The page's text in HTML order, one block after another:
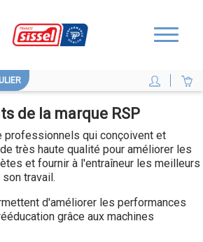
de la marque RSP
professionnels qui conçoivent et
très haute qualité pour améliorer les
et fournir à l'entraîneur les meilleurs
travail.
d'améliorer les performances
grâce aux machines